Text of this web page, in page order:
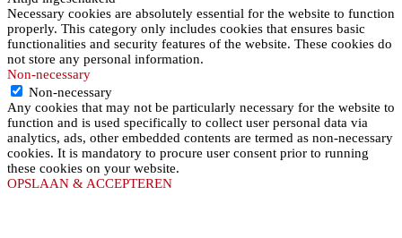
Necessary cookies are absolutely essential for the website to function
properly. This category only includes cookies that ensures basic
functionalities and security features of the website. These cookies do
not store any personal information.
Non-necessary
Non-necessary
Any cookies that may not be particularly necessary for the website to
function and is used specifically to collect user personal data via
analytics, ads, other embedded contents are termed as non-necessary
cookies. It is mandatory to procure user consent prior to running
these cookies on your website.
OPSLAAN & ACCEPTEREN